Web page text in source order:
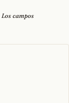
Los campos